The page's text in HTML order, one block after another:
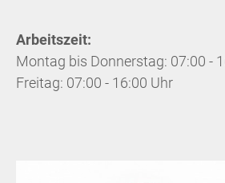
Arbeitszeit:
Montag bis Donnerstag: 07:00 -
Freitag: 07:00 - 16:00 Uhr